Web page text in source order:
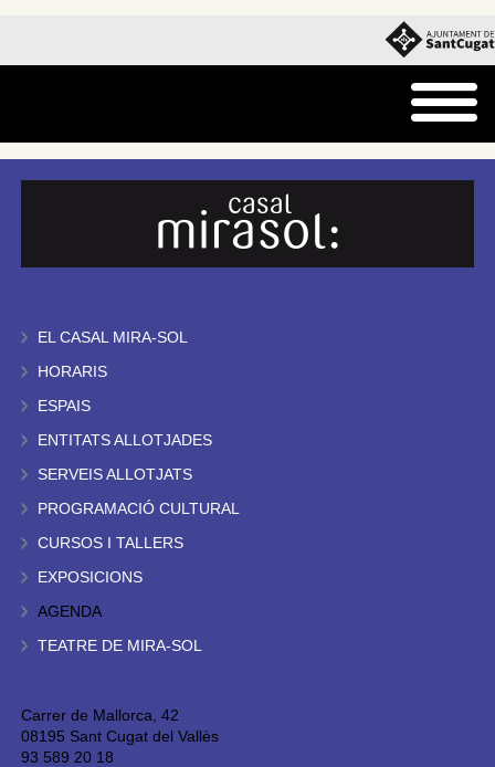
EL CASAL MIRA-SOL
HORARIS
ESPAIS
ENTITATS ALLOTJADES
SERVEIS ALLOTJATS
PROGRAMACIÓ CULTURAL
CURSOS I TALLERS
EXPOSICIONS
AGENDA
TEATRE DE MIRA-SOL
Carrer de Mallorca, 42
08195 Sant Cugat del Vallès
93 589 20 18